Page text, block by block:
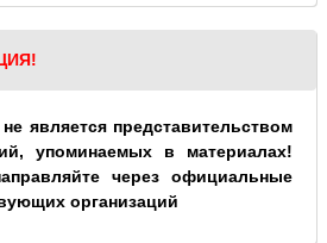
является представительством
упоминаемых в материалах!
через официальные
организаций